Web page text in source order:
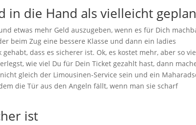
in die Hand als vielleicht
etwas mehr Geld auszugeben, wenn es für Dich
beim Zug eine bessere Klasse und dann ein ladies
dass es sicherer ist. Ok, es kostet mehr, aber so
wie viel Du für Dein Ticket gezahlt hast, dann
gleich der Limousinen-Service sein und ein
die Tür aus den Angeln fällt, wenn man sie scharf
ist